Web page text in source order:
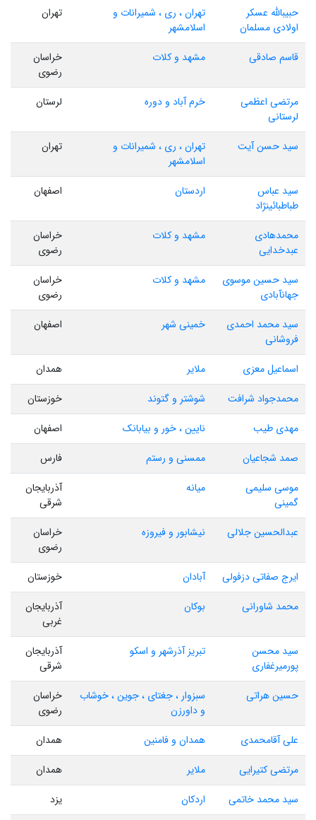
حبیبالله عسکر
اولادی مسلمان
تهران ، ری ، شمیرانات و
اسلامشهر
تهران
قاسم صادقی مشهد و کلات
خراسان
رضوی
مرتضی اعظمی
لرستانی
خرم آباد و دوره لرستان
سید حسن آیت
تهران ، ری ، شمیرانات و
اسلامشهر
تهران
سید عباس
طباطبائینژاد
اردستان اصفهان
محمدهادی
عبدخدایی
مشهد و کلات
خراسان
رضوی
سید حسین موسوی
جهانآبادی
مشهد و کلات
خراسان
رضوی
سید محمد احمدی
فروشانی
خمینی شهر اصفهان
اسماعیل معزی ملایر
همدان
محمدجواد شرافت
شوشتر و گتوند
خوزستان
مهدی طیب
نایین ، خور و بیابانک
اصفهان
صمد شجاعیان
ممسنی و رستم
فارس
موسی سلیمی
گمینی
میانه
آذربایجان
شرقی
عبدالحسین جلالی
نیشابور و فیروزه
خراسان
رضوی
ایرج صفاتی دزفولی
آبادان
خوزستان
محمد شاورانی
بوکان
آذربایجان
غربی
سید محسن
پورمیرغفاری
تبریز آذرشهر و اسکو
آذربایجان
شرقی
حسین هراتی
سبزوار ، جغتای ، جوین ، خوشاب
و داورزن
خراسان
رضوی
علی آقامحمدی
همدان و فامنین
همدان
مرتضی کتیرایی
ملایر
همدان
سید محمد خاتمی
اردکان
یزد